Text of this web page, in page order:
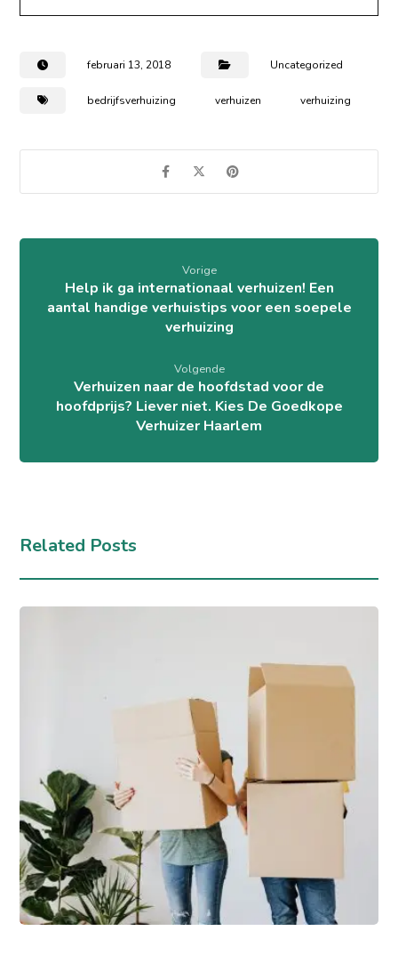
februari 13, 2018 Uncategorized
bedrijfsverhuizing verhuizen verhuizing
Vorige
Help ik ga internationaal verhuizen! Een
aantal handige verhuistips voor een soepele
verhuizing
Volgende
Verhuizen naar de hoofdstad voor de
hoofdprijs? Liever niet. Kies De Goedkope
Verhuizer Haarlem
Related Posts